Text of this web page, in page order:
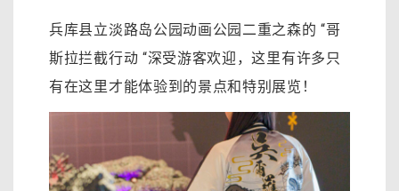
兵库县立淡路岛公园动画公园二重之森的 “哥
斯拉拦截行动 “深受游客欢迎，这里有许多只
有在这里才能体验到的景点和特别展览！